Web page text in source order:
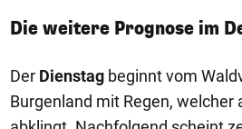
Die weitere Prognose im
Der Dienstag beginnt vom
Burgenland mit Regen, welcher